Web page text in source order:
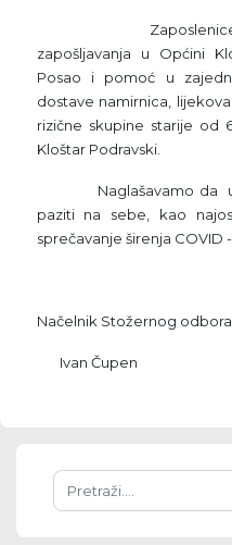
Zaposlenice iz
zapošljavanja u Općini
Posao i pomoć u
dostave namirnica,
rizične skupine starije od
Kloštar Podravski.
Naglašavamo da
paziti na sebe, kao
sprečavanje širenja COVID -
Načelnik Stožernog odbora
Ivan Čupen